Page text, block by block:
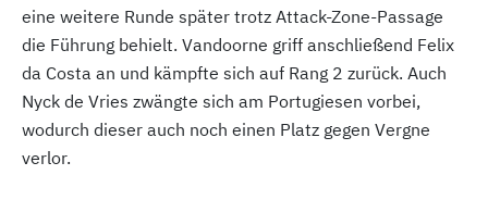
eine weitere Runde später trotz Attack-Zone-Passage
die Führung behielt. Vandoorne griff anschließend Felix
da Costa an und kämpfte sich auf Rang 2 zurück. Auch
Nyck de Vries zwängte sich am Portugiesen vorbei,
wodurch dieser auch noch einen Platz gegen Vergne
verlor.